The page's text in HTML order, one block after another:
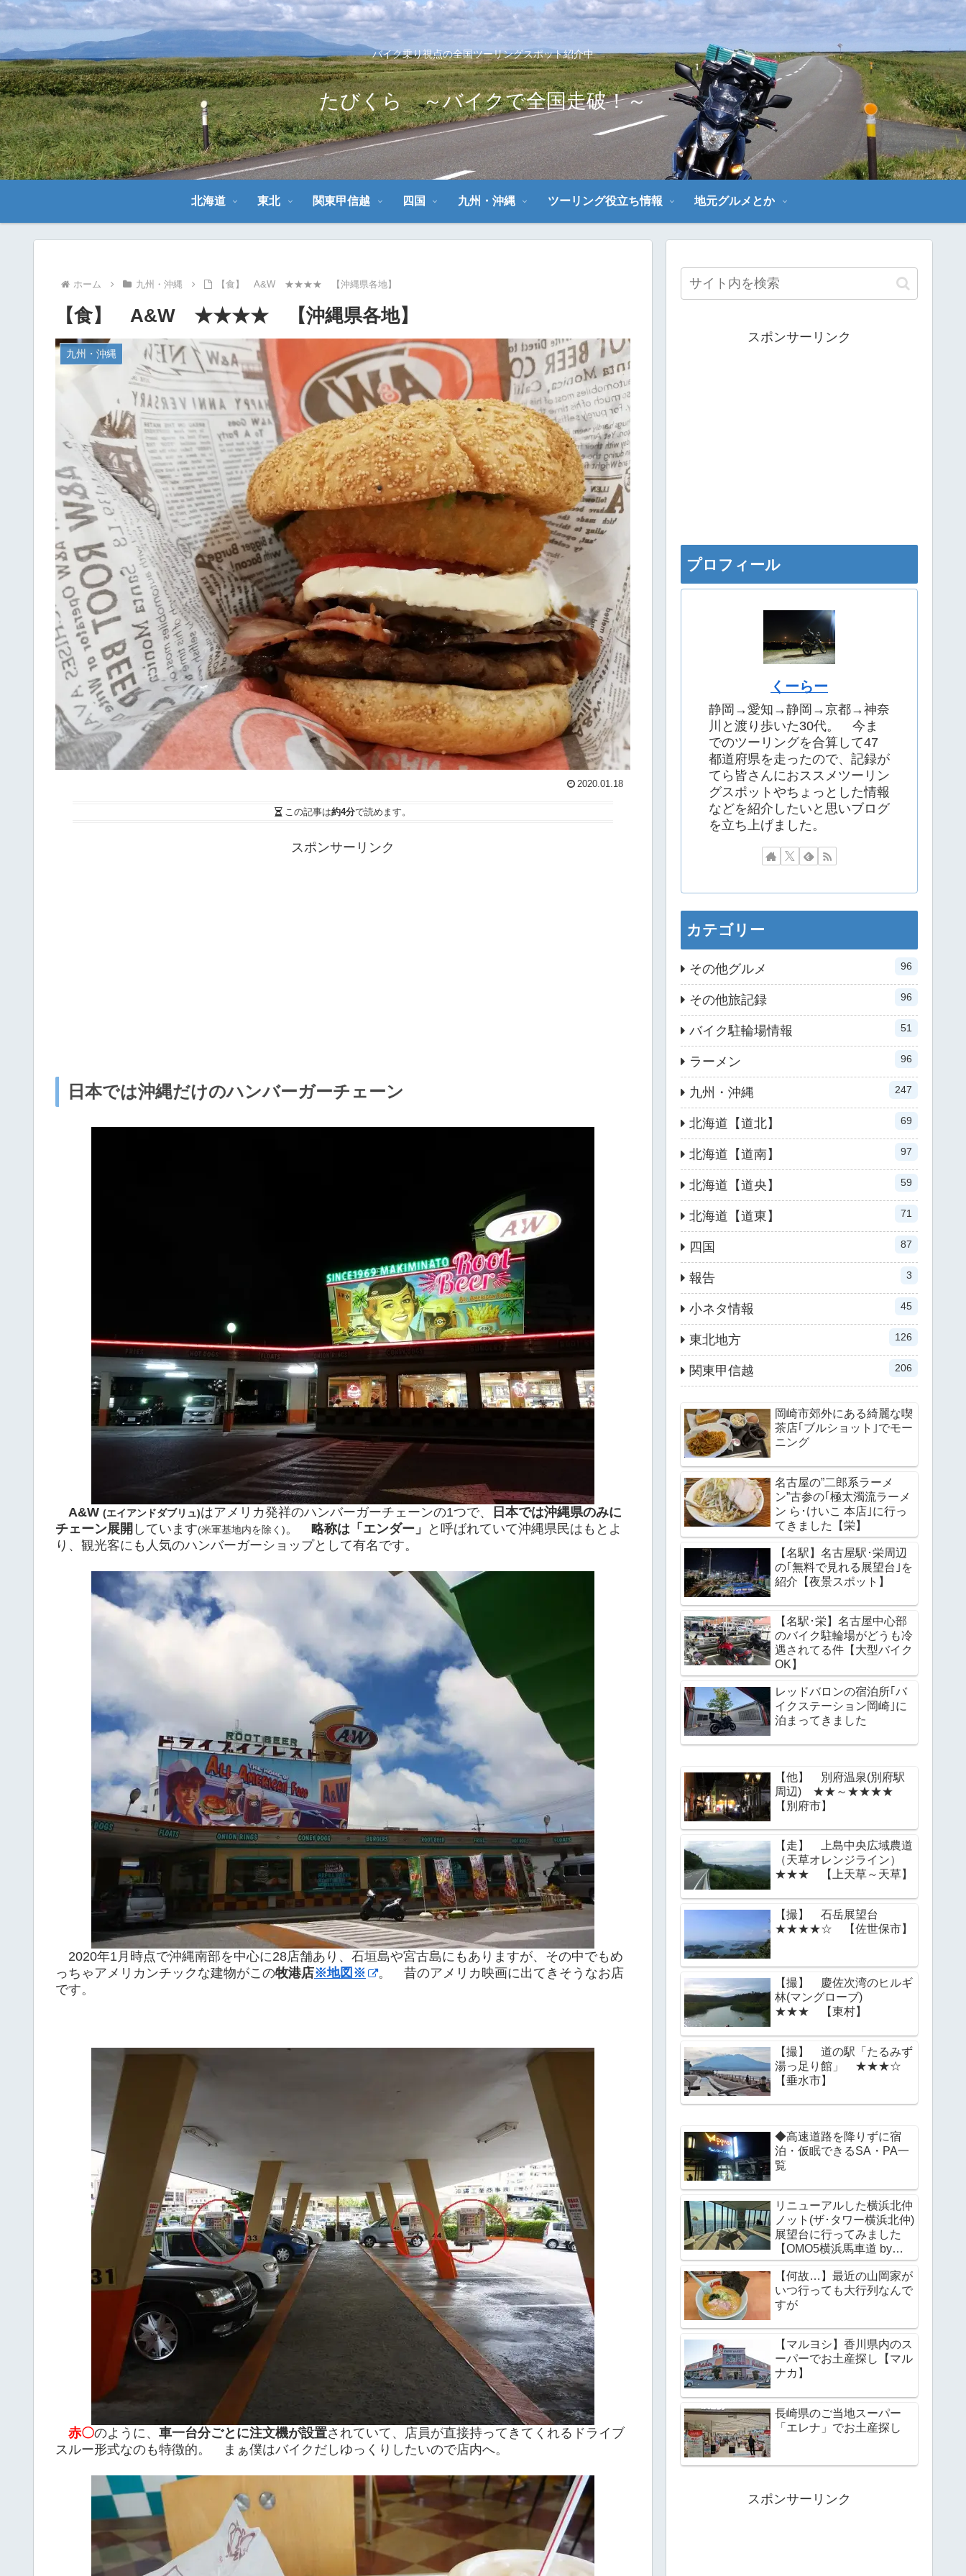
バイク乗り視点の全国ツーリングスポット紹介中
たびくら ～バイクで全国走破！～
北海道 東北 関東甲信越 四国 九州・沖縄 ツーリング役立ち情報 地元グルメとか
ホーム 九州・沖縄 【食】 A&W ★★★★ 【沖縄県各地】
【食】 A&W ★★★★ 【沖縄県各地】
九州・沖縄
2020.01.18
この記事は約4分で読めます。
スポンサーリンク
日本では沖縄だけのハンバーガーチェーン
A&W (エイアンドダブリュ)はアメリカ発祥のハンバーガーチェーンの1つで、
日本では沖縄県のみに
チェーン展開 しています(米軍基地内を除く)。 略称は「エンダー」
と呼ばれていて沖縄県民はもとよ
り、観光客にも人気のハンバーガーショップとして有名です。
2020年1月時点で沖縄南部を中心に28店舗あり、石垣島や宮古島にもありますが、その中でもめ
っちゃアメリカンチックな建物がこの牧港店※地図※
。 昔のアメリカ映画に出てきそうなお店
です。
赤〇のように、 車一台分ごとに注文機が設置されていて、店員が直接持ってきてくれるドライブ
スルー形式なのも特徴的。 まぁ僕はバイクだしゆっくりしたいので店内へ。
スポンサーリンク
プロフィール
くーらー
静岡→愛知→静岡→京都→神奈
川と渡り歩いた30代。 今ま
でのツーリングを合算して47
都道府県を走ったので、記録が
てら皆さんにおススメツーリン
グスポットやちょっとした情報
などを紹介したいと思いブログ
を立ち上げました。
カテゴリー
その他グルメ 96
その他旅記録 96
バイク駐輪場情報 51
ラーメン 96
九州・沖縄 247
北海道【道北】 69
北海道【道南】 97
北海道【道央】 59
北海道【道東】 71
四国 87
報告 3
小ネタ情報 45
東北地方 126
関東甲信越 206
岡崎市郊外にある綺麗な喫
茶店｢ブルショット｣でモー
ニング
名古屋の”二郎系ラーメ
ン”古参の｢極太濁流ラーメ
ン ら･けいこ 本店｣に行っ
てきました【栄】
【名駅】名古屋駅･栄周辺
の｢無料で見れる展望台｣を
紹介【夜景スポット】
【名駅･栄】名古屋中心部
のバイク駐輪場がどうも冷
遇されてる件【大型バイク
OK】
レッドバロンの宿泊所｢バ
イクステーション岡崎｣に
泊まってきました
【他】 別府温泉(別府駅
周辺) ★★～★★★★
【別府市】
【走】 上島中央広域農道
（天草オレンジライン）
★★★ 【上天草～天草】
【撮】 石岳展望台
★★★★☆ 【佐世保市】
【撮】 慶佐次湾のヒルギ
林(マングローブ)
★★★ 【東村】
【撮】 道の駅「たるみず
湯っ足り館」 ★★★☆
【垂水市】
◆高速道路を降りずに宿
泊・仮眠できるSA・PA一
覧
リニューアルした横浜北仲
ノット(ザ･タワー横浜北仲)
展望台に行ってみました
【OMO5横浜馬車道 by星
野リゾート】
【何故…】最近の山岡家が
いつ行っても大行列なんで
すが
【マルヨシ】香川県内のス
ーパーでお土産探し【マル
ナカ】
長崎県のご当地スーパー
「エレナ」でお土産探し
スポンサーリンク